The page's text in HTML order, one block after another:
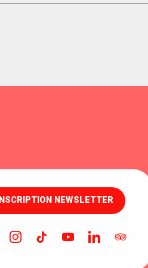
INSCRIPTION NEWSLETTER